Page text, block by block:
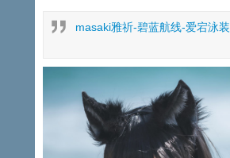
masaki雅祈-碧蓝航线-爱宕泳装